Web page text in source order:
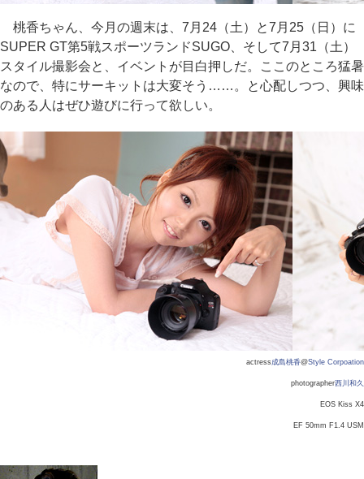
桃香ちゃん、今月の週末は、7月24（土）と7月25（日）に
SUPER GT第5戦スポーツランドSUGO、そして7月31（土）
スタイル撮影会と、イベントが目白押しだ。ここのところ猛暑
なので、特にサーキットは大変そう……。と心配しつつ、興味
のある人はぜひ遊びに行って欲しい。
actress成島桃香@Style Corpoation
photographer西川和久
EOS Kiss X4
EF 50mm F1.4 USM